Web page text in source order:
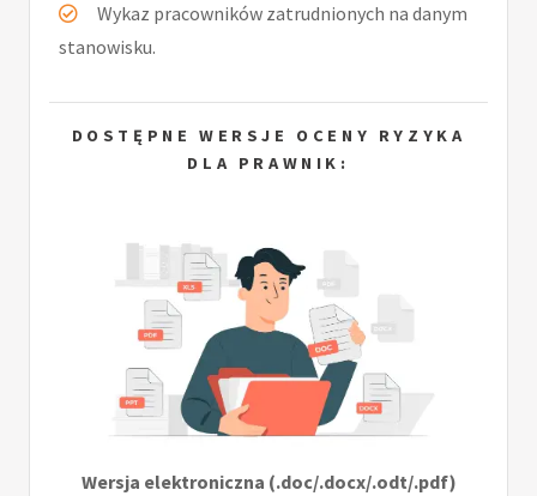
Wykaz pracowników zatrudnionych na danym
stanowisku.
DOSTĘPNE WERSJE OCENY RYZYKA
DLA PRAWNIK:
Wersja elektroniczna (.doc/.docx/.odt/.pdf)